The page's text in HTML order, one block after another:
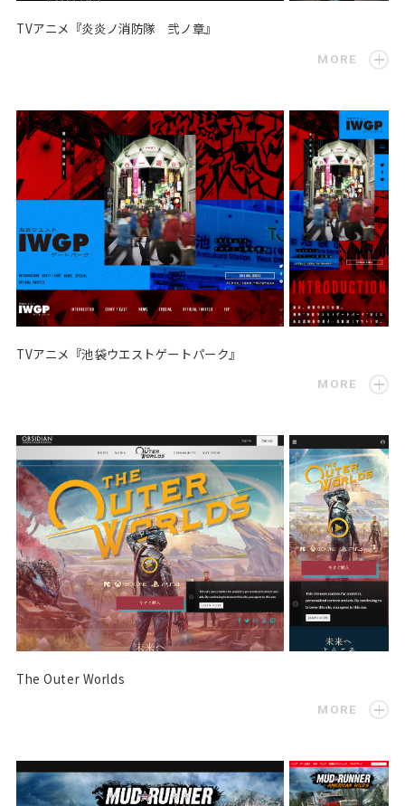
TVアニメ『炎炎ノ消防隊 弐ノ章』
MORE
TVアニメ『池袋ウエストゲートパーク』
MORE
The Outer Worlds
MORE